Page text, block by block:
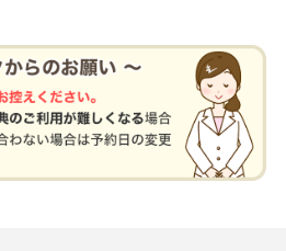
は、ご予約フォームからご確認くださ
に適用。（お一人様一回限り有効）※初回
入するためにはクーポンコードの入力が
」とご入力ください。※クーポンの併用
6月の期間におけるオンライン診療プラッ
たオンライン診療の実績（全診療科目のお
）です。診療は提携先医療機関が行いま